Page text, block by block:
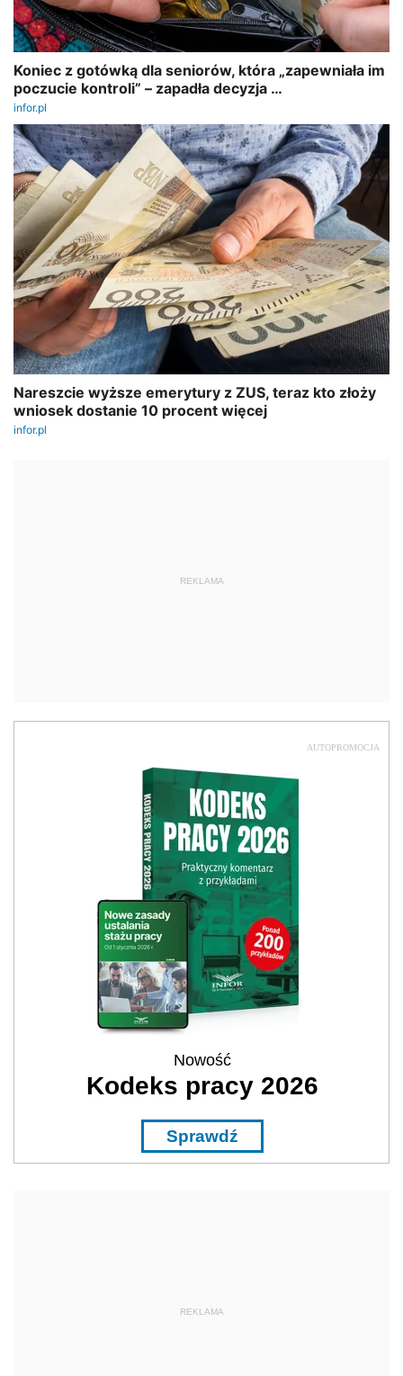
REKLAMA
AUTOPROMOCJA
Nowość
Kodeks pracy 2026
Sprawdź
REKLAMA